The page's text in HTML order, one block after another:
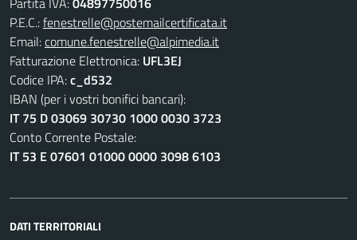
P.E.C.:fenestrelle@postemailcertificata.it
Email:comune.fenestrelle@alpimedia.it
Fatturazione Elettronica: UFL3EJ
Codice IPA:c_d532
IBAN (per i vostri bonifici bancari):
IT 75 D 03069 30730 1000 0030 3723
Conto Corrente Postale:
IT 53 E 07601 01000 0000 3098 6103
DATI TERRITORIALI